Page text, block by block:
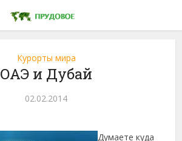
Курорты мира
ОАЭ и Дубай
02.02.2014
Думаете куда